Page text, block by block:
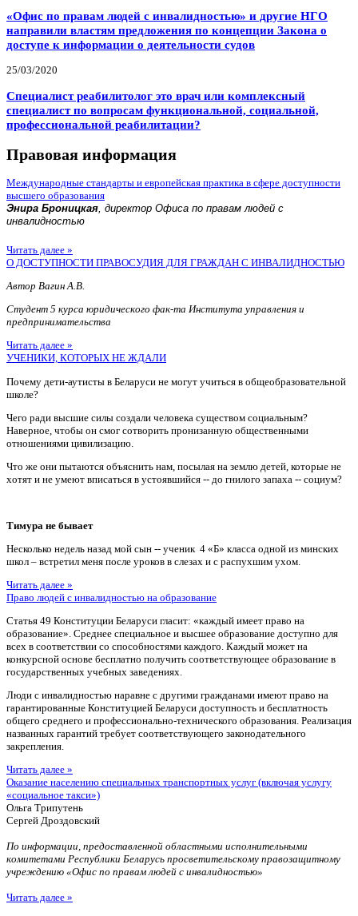
«Офис по правам людей с инвалидностью» и другие НГО
направили властям предложения по концепции Закона о
доступе к информации о деятельности судов
25/03/2020
Специалист реабилитолог это врач или комплексный
специалист по вопросам функциональной, социальной,
профессиональной реабилитации?
Правовая информация
Международные стандарты и европейская практика в сфере доступности
высшего образования
Энира Броницкая, директор Офиса по правам людей с
инвалидностью
Читать далее »
О ДОСТУПНОСТИ ПРАВОСУДИЯ ДЛЯ ГРАЖДАН С ИНВАЛИДНОСТЬЮ
Автор Вагин А.В.
Студент 5 курса юридического фак-та Института управления и
предпринимательства
Читать далее »
УЧЕНИКИ, КОТОРЫХ НЕ ЖДАЛИ
Почему дети-аутисты в Беларуси не могут учиться в общеобразовательной
школе?
Чего ради высшие силы создали человека существом социальным?
Наверное, чтобы он смог сотворить пронизанную общественными
отношениями цивилизацию.
Что же они пытаются объяснить нам, посылая на землю детей, которые не
хотят и не умеют вписаться в устоявшийся -- до гнилого запаха -- социум?
Тимура не бывает
Несколько недель назад мой сын -- ученик 4 «Б» класса одной из минских
школ – встретил меня после уроков в слезах и с распухшим ухом.
Читать далее »
Право людей с инвалидностью на образование
Статья 49 Конституции Беларуси гласит: «каждый имеет право на
образование». Среднее специальное и высшее образование доступно для
всех в соответствии со способностями каждого. Каждый может на
конкурсной основе бесплатно получить соответствующее образование в
государственных учебных заведениях.
Люди с инвалидностью наравне с другими гражданами имеют право на
гарантированные Конституцией Беларуси доступность и бесплатность
общего среднего и профессионально-технического образования. Реализация
названных гарантий требует соответствующего законодательного
закрепления.
Читать далее »
Оказание населению специальных транспортных услуг (включая услугу
«социальное такси»)
Ольга Трипутень
Сергей Дроздовский
По информации, предоставленной областными исполнительными
комитетами Республики Беларусь просветительскому правозащитному
учреждению «Офис по правам людей с инвалидностью»
Читать далее »